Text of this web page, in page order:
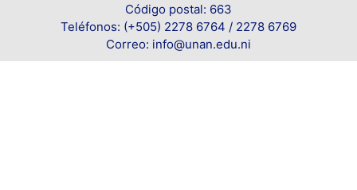
Código postal: 663
Teléfonos: (+505) 2278 6764 / 2278 6769
Correo: info@unan.edu.ni